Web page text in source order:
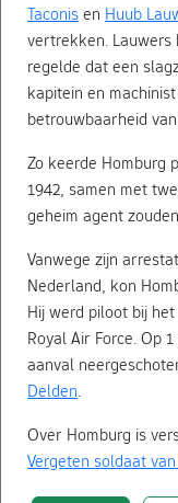
Taconisen Huub
vertrekken. Lauwers
regelde dat een
kapitein en
betrouwbaarheid
Zo keerde Homburg
1942, samen met
geheim agent
Vanwege zijn
Nederland, kon
Hij werd piloot bij
Royal Air Force. Op
aanval
Delden.
Over Homburg is
Vergeten soldaat